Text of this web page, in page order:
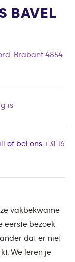
BAVEL
Brabant 4854
is
of bel ons +31 16
vakbekwame
eerste bezoek
dat er niet
We leren je